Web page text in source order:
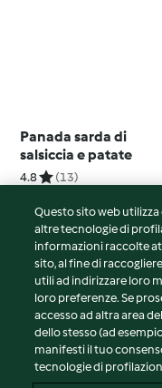
Panada sarda di
salsiccia e patate
4.8 (13)
© Copyright 2026
Termini del servizio
Informativa sulla privacy
Avvertenze generali
Note legali
Questo sito web utilizza
altre tecnologie di
informazioni raccolte
sito, al fine di
utili ad indirizzare loro
loro preferenze. Se
accesso ad altra area
dello stesso (ad
manifesti il tuo
tecnologie di